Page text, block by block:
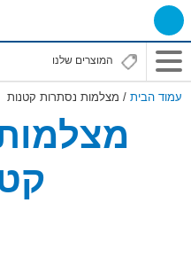
עמוד הבית / מצלמות נסתרות קטנות